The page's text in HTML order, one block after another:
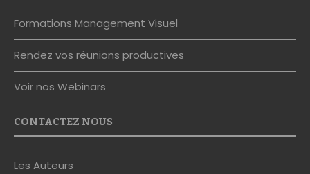
Formations Management Visuel
Rendez vos réunions productives
Voir nos Webinars
CONTACTEZ NOUS
Les Auteurs